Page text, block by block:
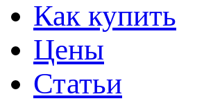
Как купить
Цены
Статьи